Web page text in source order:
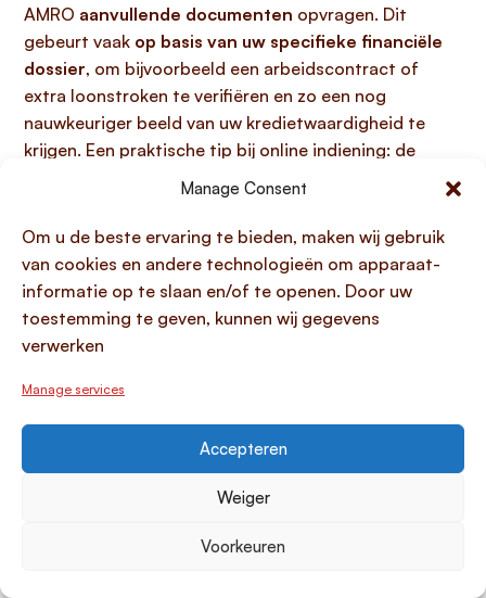
Manage Consent
Om u de beste ervaring te bieden, maken wij gebruik
van cookies en andere technologieën om apparaat-
informatie op te slaan en/of te openen. Door uw
toestemming te geven, kunnen wij gegevens
verwerken
Manage services
Accepteren
Weiger
Voorkeuren
AMRO aanvullende documenten opvragen. Dit
gebeurt vaak op basis van uw specifieke financiële
dossier, om bijvoorbeeld een arbeidscontract of
extra loonstroken te verifiëren en zo een nog
nauwkeuriger beeld van uw kredietwaardigheid te
krijgen. Een praktische tip bij online indiening: de
maximale bestandsgrootte voor geüploade
25MB
pagina’s duidelijk leesbaar zijn en binnen deze limiet
vallen voor een snelle afhandeling.
Hoe wordt mijn kredietwaardigheid
beoordeeld?
kredietwaardigheid zorgvuldig beoordeeld door de
kredietverstrekker. Dit gebeurt aan de hand van
verschillende financiële en persoonlijke factoren,
waaronder uw inkomen, vaste lasten en uitgaven, en
bestaande schulden. Belangrijk hierbij is een
gedetailleerde BKR-registratie, die de bank inzicht